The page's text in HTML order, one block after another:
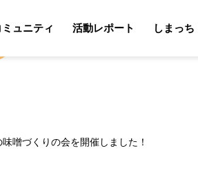
ミュニティ 活動レポート しまっち
噌づくりの会を開催しました！